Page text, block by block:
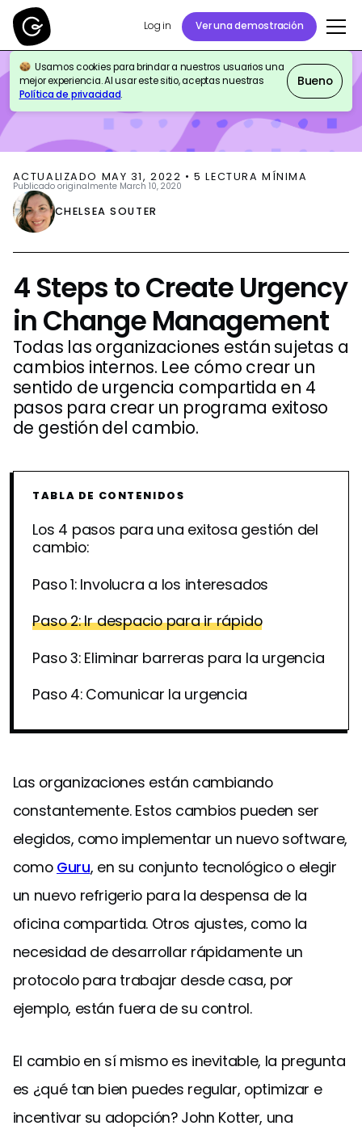
Log in Ver una demostración
Usamos cookies para brindar a nuestros usuarios una
mejor experiencia. Al usar este sitio, aceptas nuestras
Política de privacidad.
Bueno
BLOG THOUGHT LEADERSHIP
ACTUALIZADO MAY 31, 2022 •5 LECTURA MÍNIMA
Publicado originalmente March 10, 2020
CHELSEA SOUTER
4 Steps to Create Urgency
in Change Management
Todas las organizaciones están sujetas a
cambios internos. Lee cómo crear un
sentido de urgencia compartida en 4
pasos para crear un programa exitoso
de gestión del cambio.
TABLA DE CONTENIDOS
Los 4 pasos para una exitosa gestión del
cambio:
Paso 1: Involucra a los interesados
Paso 2: Ir despacio para ir rápido
Paso 3: Eliminar barreras para la urgencia
Paso 4: Comunicar la urgencia
Las organizaciones están cambiando
constantemente. Estos cambios pueden ser
elegidos, como implementar un nuevo software,
como Guru, en su conjunto tecnológico o elegir
un nuevo refrigerio para la despensa de la
oficina compartida. Otros ajustes, como la
necesidad de desarrollar rápidamente un
protocolo para trabajar desde casa, por
ejemplo, están fuera de su control.
El cambio en sí mismo es inevitable, la pregunta
es ¿qué tan bien puedes regular, optimizar e
incentivar su adopción? John Kotter, una